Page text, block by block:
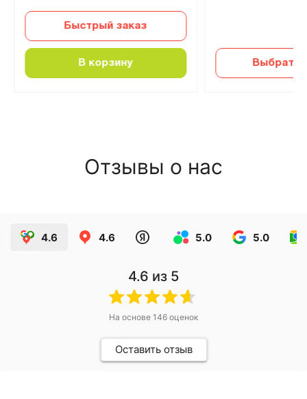
Быстрый заказ
В корзину Выбрать
Отзывы о нас
4.6 4.6 5.0 5.0
4.6 из 5
На основе 146 оценок
Оставить отзыв